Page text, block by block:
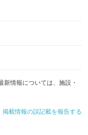
情報については、施設・
掲載情報の誤記載を報告する